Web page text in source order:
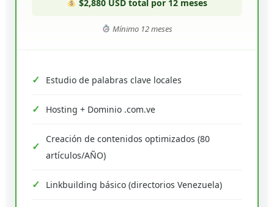
$2,880 USD total por 12 meses
Mínimo 12 meses
Estudio de palabras clave locales
Hosting + Dominio .com.ve
Creación de contenidos optimizados (80
artículos/AÑO)
Linkbuilding básico (directorios Venezuela)